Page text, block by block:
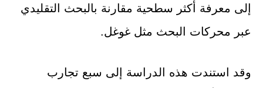
إلى معرفة أكثر سطحية مقارنة بالبحث التقليدي
عبر محركات البحث مثل غوغل.
وقد استندت هذه الدراسة إلى سبع تجارب